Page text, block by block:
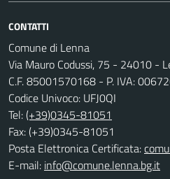
CONTATTI
Comune di Lenna
Via Mauro Codussi, 75 - 24010 -
C.F. 85001570168 - P. IVA:
Codice Univoco: UFJ0QI
Tel:(+39)0345-81051
Fax: (+39)0345-81051
Posta Elettronica Certificata:
E-mail: info@comune.lenna.bg.it